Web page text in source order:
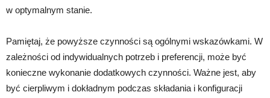
w optymalnym stanie.
Pamiętaj, że powyższe czynności są ogólnymi wskazówkami. W
zależności od indywidualnych potrzeb i preferencji, może być
konieczne wykonanie dodatkowych czynności. Ważne jest, aby
być cierpliwym i dokładnym podczas składania i konfiguracji